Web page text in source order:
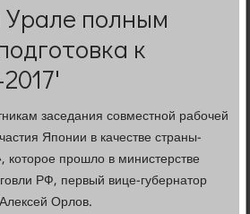
полным
к
заседания совместной рабочей
Японии в качестве страны-
прошло в министерстве
РФ, первый вице-губернатор
Орлов.